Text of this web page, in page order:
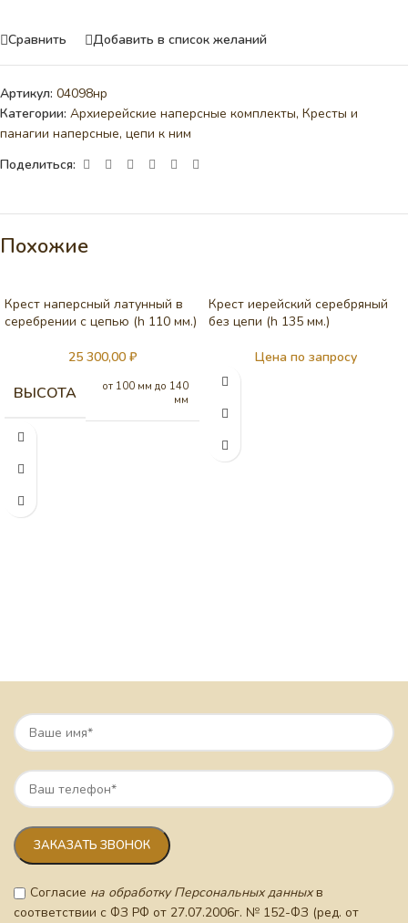
Сравнить Добавить в список желаний
Артикул: 04098нр
Категории: Архиерейские наперсные комплекты, Кресты и
панагии наперсные, цепи к ним
Поделиться:
Похожие
Крест наперсный латунный в
серебрении c цепью (h 110 мм.)
25 300,00 ₽
ВЫСОТА
от 100 мм до 140
мм
Крест иерейский серебряный
без цепи (h 135 мм.)
Цена по запросу
Согласие на обработку Персональных данныхв
соответствии с ФЗ РФ от 27.07.2006г. № 152-ФЗ (ред. от